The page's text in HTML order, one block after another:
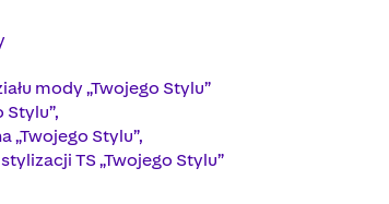
mody „Twojego Stylu”
Stylu”,
„Twojego Stylu”,
TS „Twojego Stylu”